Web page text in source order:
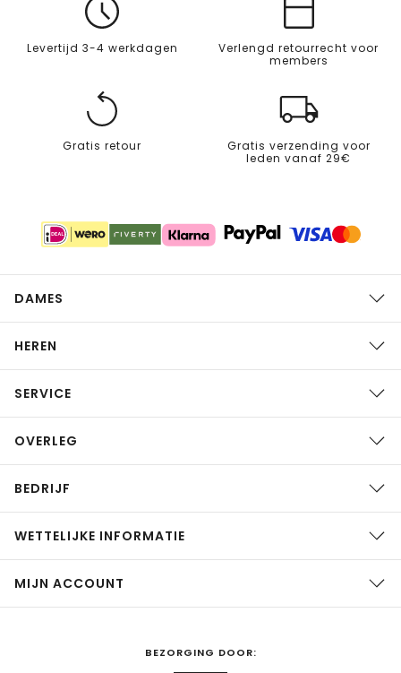
Levertijd 3-4 werkdagen
Verlengd retourrecht voor
members
Gratis retour
Gratis verzending voor
leden vanaf 29€
DAMES
HEREN
SERVICE
OVERLEG
BEDRIJF
WETTELIJKE INFORMATIE
MIJN ACCOUNT
BEZORGING DOOR: